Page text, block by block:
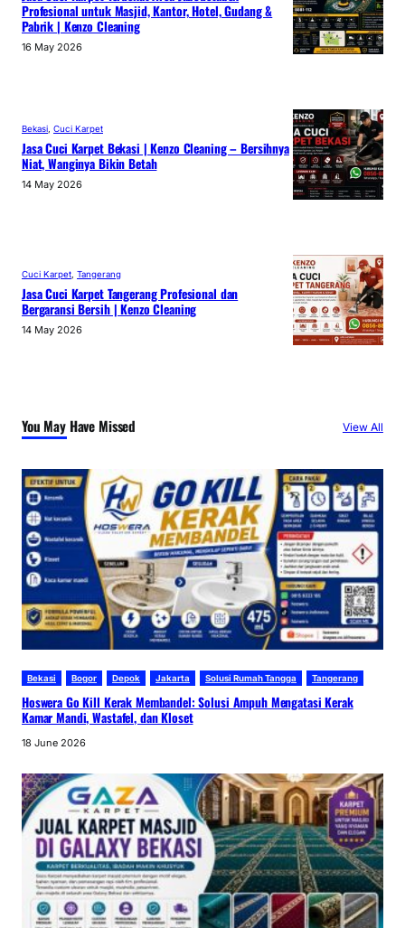
Profesional untuk Masjid, Kantor, Hotel, Gudang &
Pabrik | Kenzo Cleaning
16 May 2026
Bekasi Cuci Karpet
Jasa Cuci Karpet Bekasi | Kenzo Cleaning – Bersihnya
Niat, Wanginya Bikin Betah
14 May 2026
Cuci Karpet Tangerang
Jasa Cuci Karpet Tangerang Profesional dan
Bergaransi Bersih | Kenzo Cleaning
14 May 2026
You May Have Missed View All
Bekasi Bogor Depok Jakarta Solusi Rumah Tangga Tangerang
Hoswera Go Kill Kerak Membandel: Solusi Ampuh Mengatasi Kerak
Kamar Mandi, Wastafel, dan Kloset
18 June 2026